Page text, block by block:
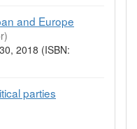
and Europe
2018 (ISBN:
parties